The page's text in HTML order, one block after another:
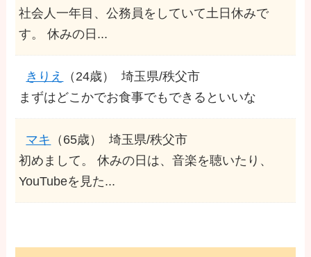
社会人一年目、公務員をしていて土日休みで
す。 休みの日...
きりえ （24歳）
埼玉県/秩父市
まずはどこかでお食事でもできるといいな
マキ （65歳）
埼玉県/秩父市
初めまして。 休みの日は、音楽を聴いたり、
YouTubeを見た...